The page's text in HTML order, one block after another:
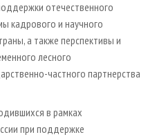
отечественного
кадрового и научного
а также перспективы и
лесного
частного партнерства
в рамках
при поддержке